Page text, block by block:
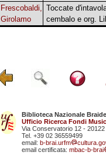
Frescobaldi,
Girolamo
Toccate
cembalo e org.
Biblioteca Nazionale
Ufficio Ricerca Fondi
Via Conservatorio 12 - 20122
Tel. +39 02 36559499
email: b-brai.urfm
email certificata: mbac-b-brai